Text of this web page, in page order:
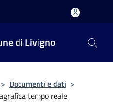
di Livigno
> Documenti e dati >
tempo reale